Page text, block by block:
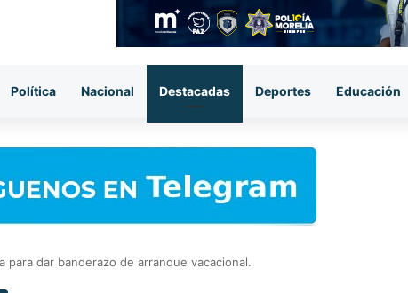
Política Nacional Destacadas Deportes Educación
para dar banderazo de arranque vacacional.